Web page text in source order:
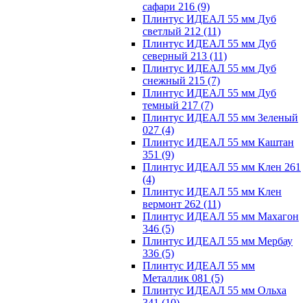
сафари 216 (9)
Плинтус ИДЕАЛ 55 мм Дуб
светлый 212 (11)
Плинтус ИДЕАЛ 55 мм Дуб
северный 213 (11)
Плинтус ИДЕАЛ 55 мм Дуб
снежный 215 (7)
Плинтус ИДЕАЛ 55 мм Дуб
темный 217 (7)
Плинтус ИДЕАЛ 55 мм Зеленый
027 (4)
Плинтус ИДЕАЛ 55 мм Каштан
351 (9)
Плинтус ИДЕАЛ 55 мм Клен 261
(4)
Плинтус ИДЕАЛ 55 мм Клен
вермонт 262 (11)
Плинтус ИДЕАЛ 55 мм Махагон
346 (5)
Плинтус ИДЕАЛ 55 мм Мербау
336 (5)
Плинтус ИДЕАЛ 55 мм
Металлик 081 (5)
Плинтус ИДЕАЛ 55 мм Ольха